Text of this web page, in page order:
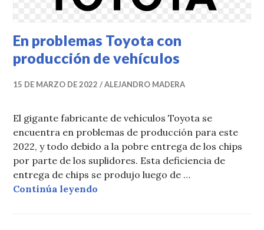
En problemas Toyota con
producción de vehículos
15 DE MARZO DE 2022 ALEJANDRO MADERA
El gigante fabricante de vehículos Toyota se
encuentra en problemas de producción para este
2022, y todo debido a la pobre entrega de los chips
por parte de los suplidores. Esta deficiencia de
entrega de chips se produjo luego de …
Continúa leyendo